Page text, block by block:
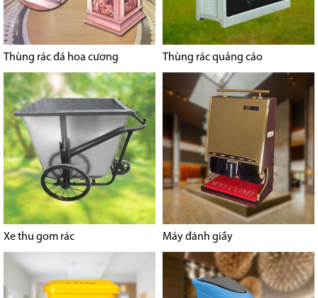
Thùng rác đá hoa cương Thùng rác quảng cáo
Xe thu gom rác Máy đánh giầy